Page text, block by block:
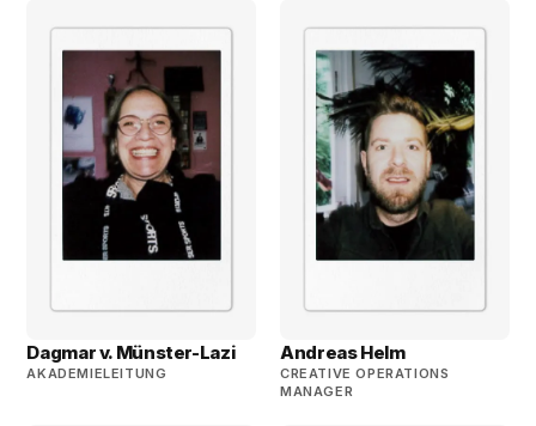
Dagmar v. Münster-Lazi
AKADEMIELEITUNG
Andreas Helm
CREATIVE OPERATIONS
MANAGER